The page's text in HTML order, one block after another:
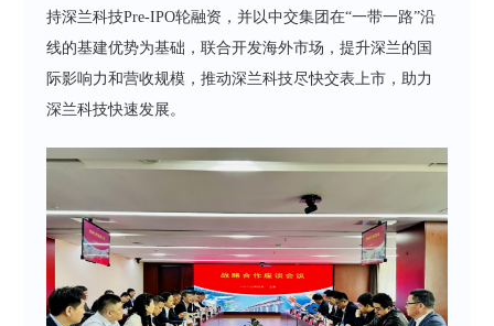
持深兰科技Pre-IPO轮融资，并以中交集团在“一带一路”沿
线的基建优势为基础，联合开发海外市场，提升深兰的国
际影响力和营收规模，推动深兰科技尽快交表上市，助力
深兰科技快速发展。